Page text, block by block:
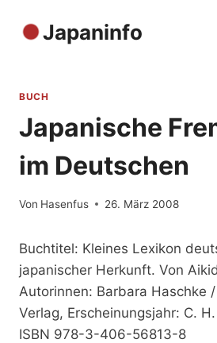
Inhalt
Japaninfo
BUCH
Japanische
im Deutschen
Von Hasenfus 26. März 2008
Buchtitel: Kleines Lexikon
japanischer Herkunft. Von
Autorinnen: Barbara Haschke
Verlag, Erscheinungsjahr: C.
ISBN 978-3-406-56813-8